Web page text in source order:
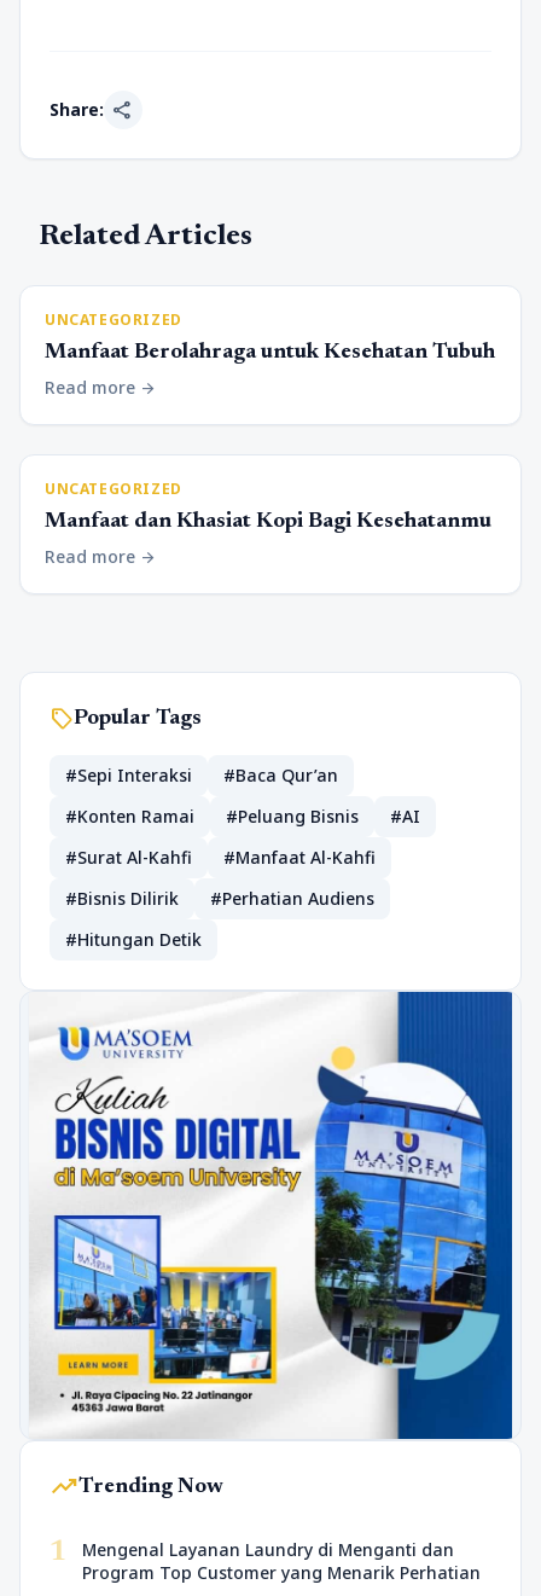
Share: share
Related Articles
UNCATEGORIZED
Manfaat Berolahraga untuk Kesehatan Tubuh
Read more arrow_forward
UNCATEGORIZED
Manfaat dan Khasiat Kopi Bagi Kesehatanmu
Read more arrow_forward
sellPopular Tags
#Sepi Interaksi
#Baca Qur’an
#Konten Ramai
#Peluang Bisnis
#AI
#Surat Al-Kahfi
#Manfaat Al-Kahfi
#Bisnis Dilirik
#Perhatian Audiens
#Hitungan Detik
trending_upTrending Now
1
Mengenal Layanan Laundry di Menganti dan
Program Top Customer yang Menarik Perhatian